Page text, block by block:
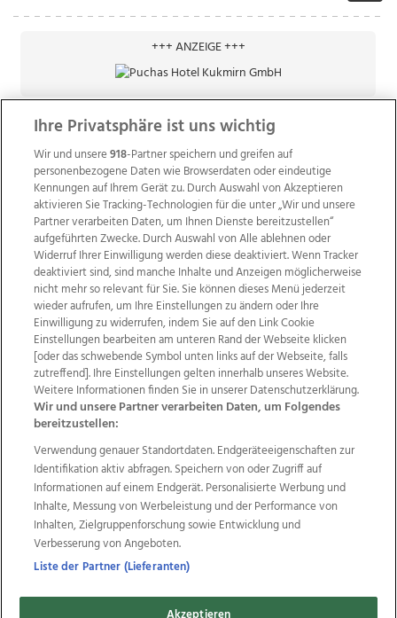
+++ ANZEIGE +++
Wir über uns Mediadaten Kontakt
Jobs
Datenschutz
Impressum
AGB Anzeigekunden
AGB Website
Ehrenkodex Politische Werbung
Weitere Angebote des Medienhauses Wimmer
TV1 di-mog-i.at OÖNow
Ischler Woche
Life Radio
OÖNachrichten
OÖN Immobilien
OÖN Karriere
OÖN Reise
Promenaden Galerien
Regionaljobs
wasistlos.at wirtrauern.at
Ihre Privatsphäre ist uns wichtig
Wir und unsere918-Partner speichern und greifen auf
personenbezogene Daten wie Browserdaten oder eindeutige
Kennungen auf Ihrem Gerät zu. Durch Auswahl von Akzeptieren
aktivieren Sie Tracking-Technologien für die unter „Wir und unsere
Partner verarbeiten Daten, um Ihnen Dienste bereitzustellen“
aufgeführten Zwecke. Durch Auswahl von Alle ablehnen oder
Widerruf Ihrer Einwilligung werden diese deaktiviert. Wenn Tracker
deaktiviert sind, sind manche Inhalte und Anzeigen möglicherweise
nicht mehr so relevant für Sie. Sie können dieses Menü jederzeit
wieder aufrufen, um Ihre Einstellungen zu ändern oder Ihre
Einwilligung zu widerrufen, indem Sie auf den Link Cookie
Einstellungen bearbeiten am unteren Rand der Webseite klicken
[oder das schwebende Symbol unten links auf der Webseite, falls
zutreffend]. Ihre Einstellungen gelten innerhalb unseres Website.
Weitere Informationen finden Sie in unserer Datenschutzerklärung.
Wir und unsere Partner verarbeiten Daten, um Folgendes
bereitzustellen:
Verwendung genauer Standortdaten. Endgeräteeigenschaften zur
Identifikation aktiv abfragen. Speichern von oder Zugriff auf
Informationen auf einem Endgerät. Personalisierte Werbung und
Inhalte, Messung von Werbeleistung und der Performance von
Inhalten, Zielgruppenforschung sowie Entwicklung und
Verbesserung von Angeboten.
Liste der Partner (Lieferanten)